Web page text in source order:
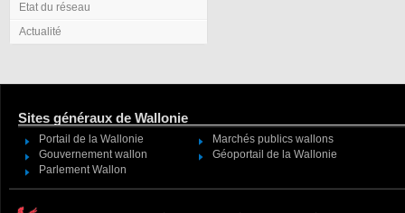
Etat du réseau
Actualité
Sites généraux de Wallonie
Portail de la Wallonie
Marchés publics wallons
Gouvernement wallon
Géoportail de la Wallonie
Parlement Wallon